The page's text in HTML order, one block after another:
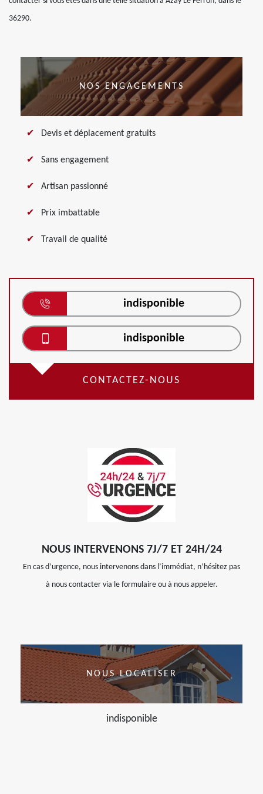
36290.
NOS ENGAGEMENTS
Devis et déplacement gratuits
Sans engagement
Artisan passionné
Prix imbattable
Travail de qualité
indisponible
indisponible
CONTACTEZ-NOUS
NOUS INTERVENONS 7J/7 ET 24H/24
En cas d’urgence, nous intervenons dans l’immédiat, n’hésitez pas
à nous contacter via le formulaire ou à nous appeler.
NOUS LOCALISER
indisponible